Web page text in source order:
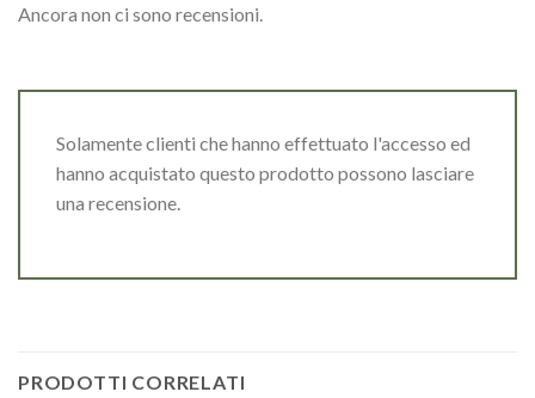
Ancora non ci sono recensioni.
Solamente clienti che hanno effettuato l'accesso ed
hanno acquistato questo prodotto possono lasciare
una recensione.
PRODOTTI CORRELATI